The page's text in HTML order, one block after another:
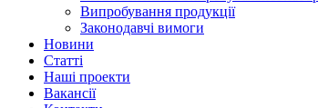
Випробування продукції
Законодавчі вимоги
Новини
Статті
Наші проекти
Вакансії